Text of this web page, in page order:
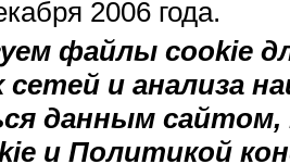
2006 года.
файлы cookie
сетей и анализа
данным
и Политикой